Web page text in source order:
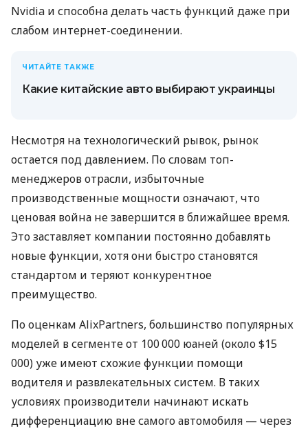
Nvidia и способна делать часть функций даже при
слабом интернет-соединении.
ЧИТАЙТЕ ТАКЖЕ
Какие китайские авто выбирают украинцы
Несмотря на технологический рывок, рынок
остается под давлением. По словам топ-
менеджеров отрасли, избыточные
производственные мощности означают, что
ценовая война не завершится в ближайшее время.
Это заставляет компании постоянно добавлять
новые функции, хотя они быстро становятся
стандартом и теряют конкурентное
преимущество.
По оценкам AlixPartners, большинство популярных
моделей в сегменте от 100 000 юаней (около $15
000) уже имеют схожие функции помощи
водителя и развлекательных систем. В таких
условиях производители начинают искать
дифференциацию вне самого автомобиля — через